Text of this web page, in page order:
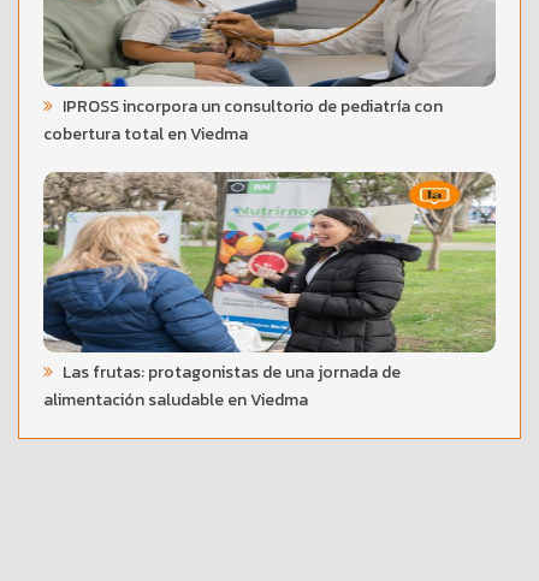
IPROSS incorpora un consultorio de pediatría con
cobertura total en Viedma
Las frutas: protagonistas de una jornada de
alimentación saludable en Viedma